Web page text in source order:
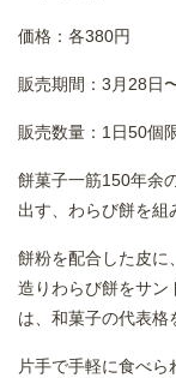
価格：各380円
販売期間：3月28日
販売数量：1日50個
餅菓子一筋150年余
出す、わらび餅を組
餅粉を配合した皮に
造りわらび餅をサン
は、和菓子の代表格
片手で手軽に食べら